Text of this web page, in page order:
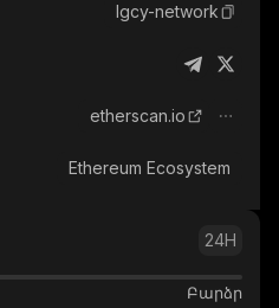
lgcy-network
etherscan.io
Ethereum Ecosystem
24H
Բարձր